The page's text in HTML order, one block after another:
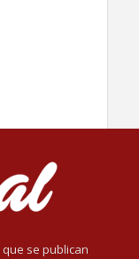
se publican